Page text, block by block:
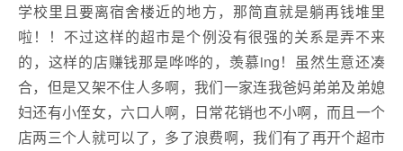
学校里且要离宿舍楼近的地方，那简直就是躺再钱堆里
啦！！不过这样的超市是个例没有很强的关系是弄不来
的，这样的店赚钱那是哗哗的，羡慕ing！虽然生意还凑
合，但是又架不住人多啊，我们一家连我爸妈弟弟及弟媳
妇还有小侄女，六口人啊，日常花销也不小啊，而且一个
店两三个人就可以了，多了浪费啊，我们有了再开个超市